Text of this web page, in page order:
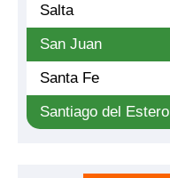
Salta
San Juan
Santa Fe
Santiago del Estero